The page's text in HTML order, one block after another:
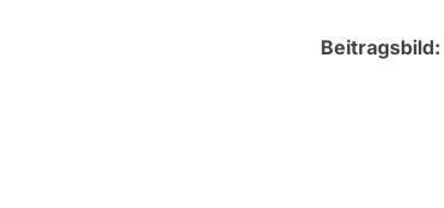
Beitragsbild: